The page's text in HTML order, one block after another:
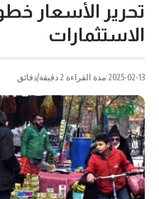
تحرير الأسعار
الاستثمارات
2025-02-13 مدة القراءة 2 دقيقة/دقائق